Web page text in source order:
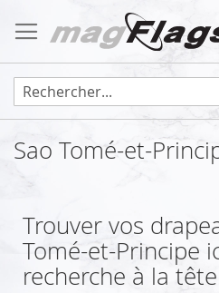
au
contenu
Sao Tomé-et-
Trouver vos
Tomé-et-Principe
recherche à la tête